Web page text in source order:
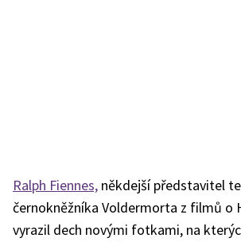
Ralph Fiennes, někdejší představitel
černokněžníka Voldermorta z filmů o
vyrazil dech novými fotkami, na